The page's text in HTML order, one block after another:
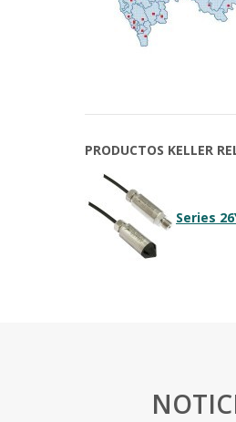
PRODUCTOS KELLER
Series